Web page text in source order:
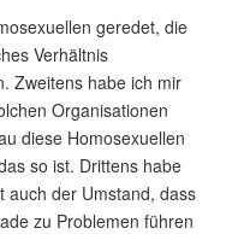
geredet, die
Verhältnis
Zweitens habe ich mir
Organisationen
diese Homosexuellen
so ist. Drittens habe
auch der Umstand, dass
zu Problemen führen